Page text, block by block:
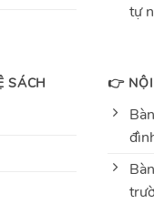
tự
SÁCH 👉 NỘI